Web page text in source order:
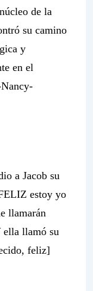
de la
su camino
y
en el
a Jacob su
estoy yo
llamarán
llamó su
feliz]